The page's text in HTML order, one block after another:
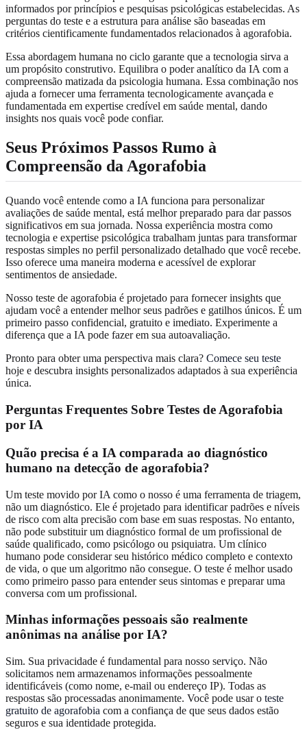
informados por princípios e pesquisas psicológicas estabelecidas. As
perguntas do teste e a estrutura para análise são baseadas em
critérios cientificamente fundamentados relacionados à agorafobia.
Essa abordagem humana no ciclo garante que a tecnologia sirva a
um propósito construtivo. Equilibra o poder analítico da IA com a
compreensão matizada da psicologia humana. Essa combinação nos
ajuda a fornecer uma ferramenta tecnologicamente avançada e
fundamentada em expertise credível em saúde mental, dando
insights nos quais você pode confiar.
Seus Próximos Passos Rumo à
Compreensão da Agorafobia
Quando você entende como a IA funciona para personalizar
avaliações de saúde mental, está melhor preparado para dar passos
significativos em sua jornada. Nossa experiência mostra como
tecnologia e expertise psicológica trabalham juntas para transformar
respostas simples no perfil personalizado detalhado que você recebe.
Isso oferece uma maneira moderna e acessível de explorar
sentimentos de ansiedade.
Nosso teste de agorafobia é projetado para fornecer insights que
ajudam você a entender melhor seus padrões e gatilhos únicos. É um
primeiro passo confidencial, gratuito e imediato. Experimente a
diferença que a IA pode fazer em sua autoavaliação.
Pronto para obter uma perspectiva mais clara? Comece seu teste
hoje e descubra insights personalizados adaptados à sua experiência
única.
Perguntas Frequentes Sobre Testes de Agorafobia
por IA
Quão precisa é a IA comparada ao diagnóstico
humano na detecção de agorafobia?
Um teste movido por IA como o nosso é uma ferramenta de triagem,
não um diagnóstico. Ele é projetado para identificar padrões e níveis
de risco com alta precisão com base em suas respostas. No entanto,
não pode substituir um diagnóstico formal de um profissional de
saúde qualificado, como psicólogo ou psiquiatra. Um clínico
humano pode considerar seu histórico médico completo e contexto
de vida, o que um algoritmo não consegue. O teste é melhor usado
como primeiro passo para entender seus sintomas e preparar uma
conversa com um profissional.
Minhas informações pessoais são realmente
anônimas na análise por IA?
Sim. Sua privacidade é fundamental para nosso serviço. Não
solicitamos nem armazenamos informações pessoalmente
identificáveis (como nome, e-mail ou endereço IP). Todas as
respostas são processadas anonimamente. Você pode usar o teste
gratuito de agorafobia com a confiança de que seus dados estão
seguros e sua identidade protegida.